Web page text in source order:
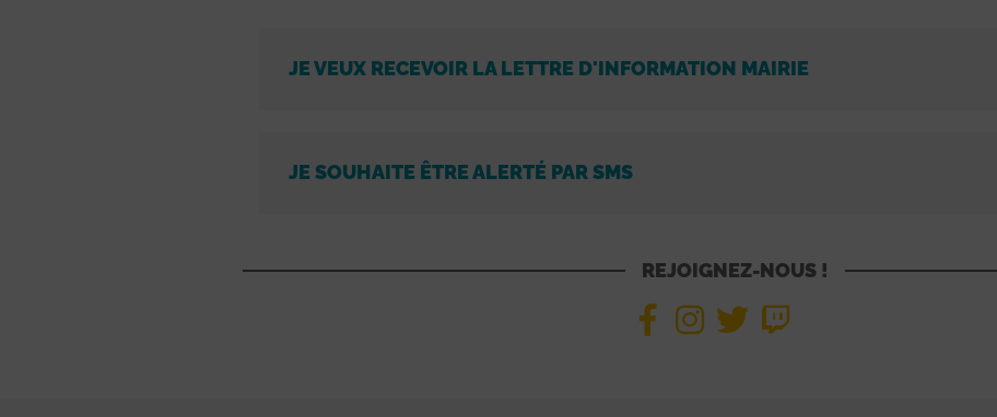
JE VEUX RECEVOIR LA LETTRE D'INFORMATION MAIRIE
JE SOUHAITE ÊTRE ALERTÉ PAR SMS
REJOIGNEZ-NOUS !